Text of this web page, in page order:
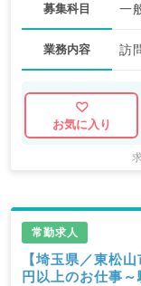
募集科目 一
業務内容 訪
お気に入り
常勤求人
【埼玉県／東松
円以上のお仕事